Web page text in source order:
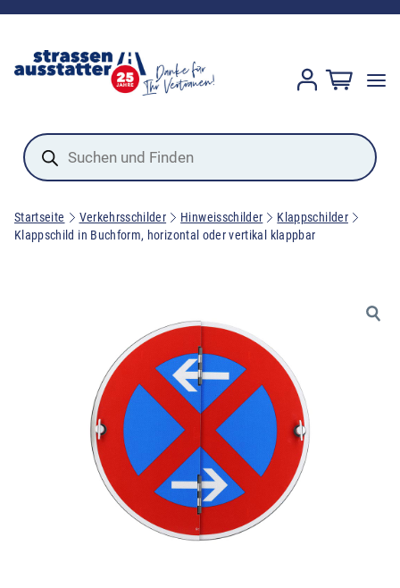
Products
search
Startseite Verkehrsschilder Hinweisschilder
Klappschilder
Klappschild in Buchform, horizontal oder vertikal klappbar